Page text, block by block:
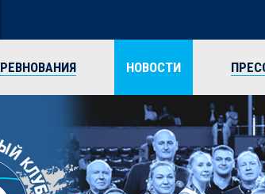
НОВОСТИ